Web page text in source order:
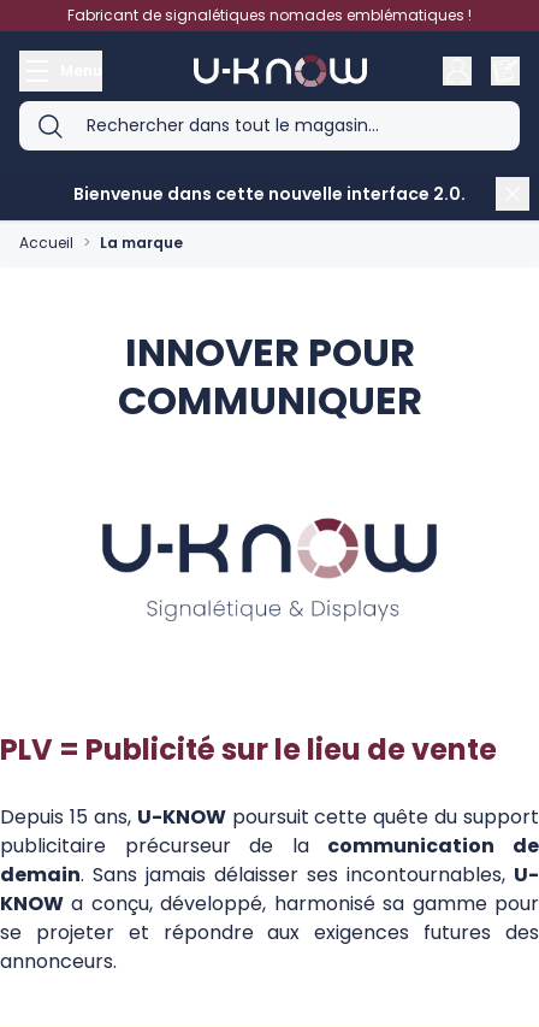
Aller au contenuFabricant de signalétiques nomades emblématiques !
Bienvenue dans cette nouvelle interface 2.0.
Accueil > La marque
INNOVER POUR
COMMUNIQUER
PLV = Publicité sur le lieu de vente
Depuis 15 ans, U-KNOWpoursuit cette quête du support
publicitaire précurseur de la communication de
demain. Sans jamais délaisser ses incontournables, U-
KNOW a conçu, développé, harmonisé sa gamme pour
se projeter et répondre aux exigences futures des
annonceurs.